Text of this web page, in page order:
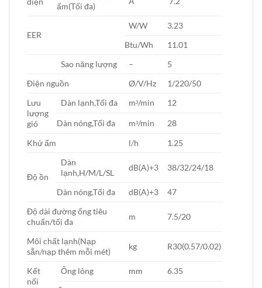
ấm(Tối đa)
EER
W/W
3.23
Btu/Wh
11.01
Sao năng lượng
–
5
Điện nguồn
Ø/V/Hz
1/220/50
Lưu
lượng
gió
Dàn lạnh,Tối đa mᶟ/min 12
Dàn nóng,Tối đa mᶟ/min
28
Khử ẩm
l/h 1.25
Độ ồn
Dàn
lạnh,H/M/L/SL
dB(A)+3 38/32/24/18
Dàn nóng,Tối đa dB(A)+3
47
Độ dài đường ống tiêu
chuẩn/tối đa
m 7.5/20
Môi chất lạnh(Nạp
sẵn/nạp thêm mỗi mét)
kg R30(0.57/0.02)
Kết
nối
Ống lỏng mm 6.35